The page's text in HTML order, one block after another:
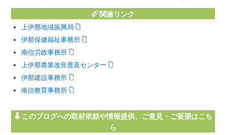
関連リンク
上伊那地域振興局
伊那保健福祉事務所
南信労政事務所
上伊那農業改良普及センター
伊那建設事務所
南信教育事務所
このブログへの取材依頼や情報提供、ご意見・ご要望はこち
ら